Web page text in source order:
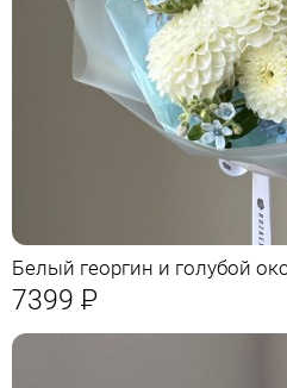
Белый георгин и голубой
7399 Р